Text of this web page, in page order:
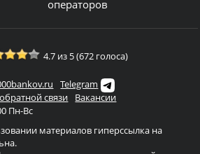
операторов
4.7 из 5 (672 голоса)
Telegram
связи
Вакансии
Пн-Вс
материалов гиперссылка на